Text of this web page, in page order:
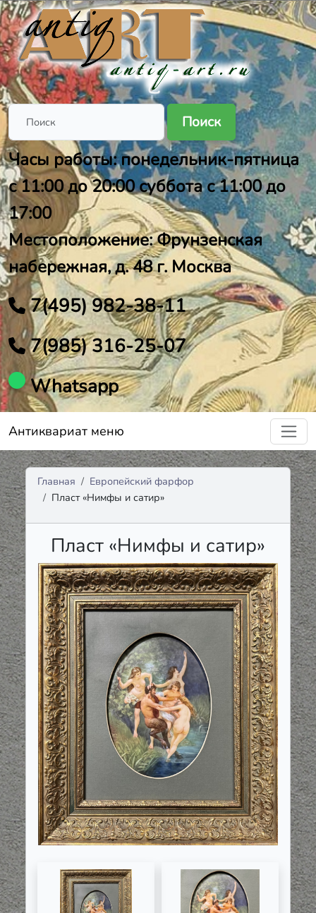
Поиск
Часы работы: понедельник-пятница
с 11:00 до 20:00 суббота с 11:00 до
17:00
Местоположение: Фрунзенская
набережная, д. 48 г. Москва
7(495) 982-38-11
7(985) 316-25-07
Whatsapp
Антиквариат меню
Главная
Европейский фарфор
Пласт «Нимфы и сатир»
Пласт «Нимфы и сатир»